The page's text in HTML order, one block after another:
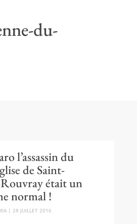
du-
l’assassin du
de Saint-
était un
normal !
| 28 JUILLET 2016